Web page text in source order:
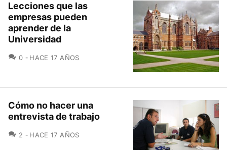
Lecciones que las
empresas pueden
aprender de la
Universidad
0 COMENTARIOS
HACE 17 AÑOS
Cómo no hacer una
entrevista de trabajo
2 COMENTARIOS
HACE 17 AÑOS